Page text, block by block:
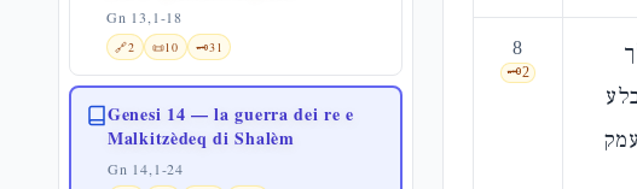
Gn 13,1-18
🔗2 📜10 🗝️31
Genesi 14 — la guerra dei re e
Malkitzèdeq di Shalèm
Gn 14,1-24
8
🗝️2